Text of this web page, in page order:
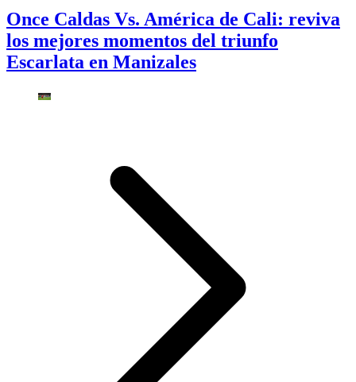
Once Caldas Vs. América de Cali: reviva
los mejores momentos del triunfo
Escarlata en Manizales